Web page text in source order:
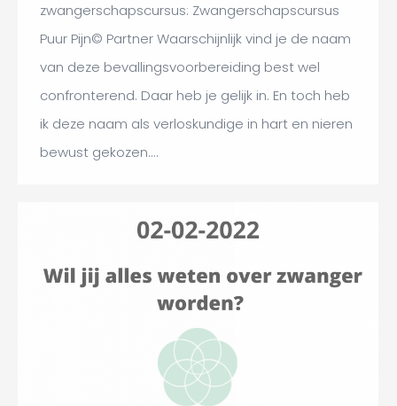
zwangerschapscursus: Zwangerschapscursus
Puur Pijn© Partner Waarschijnlijk vind je de naam
van deze bevallingsvoorbereiding best wel
confronterend. Daar heb je gelijk in. En toch heb
ik deze naam als verloskundige in hart en nieren
bewust gekozen.…